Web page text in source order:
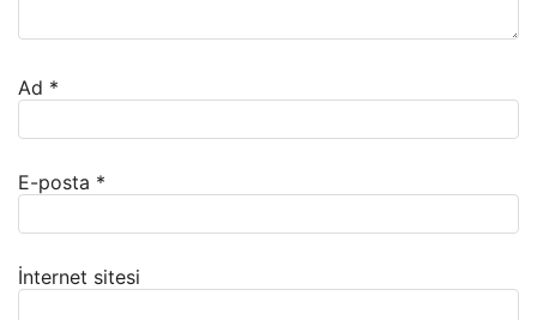
Ad *
E-posta *
İnternet sitesi